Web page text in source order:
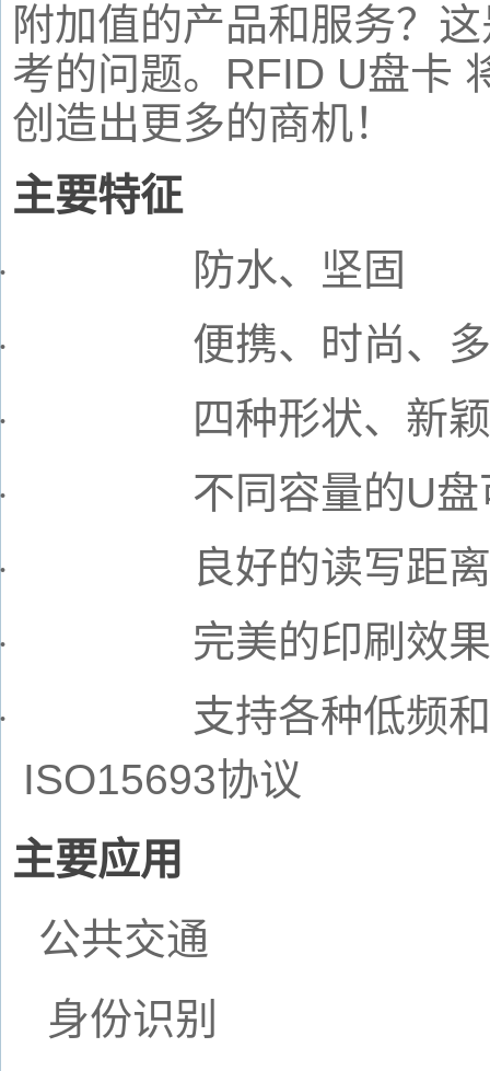
附加值的产品和服务？
考的问题。 RFID U盘卡
创造出更多的商机！
主要特征
防水、坚固
便携、时尚、
四种形状、新
不同容量的U
良好的读写距
完美的印刷效
支持各种低频
ISO15693协议
主要应用
公共交通
身份识别